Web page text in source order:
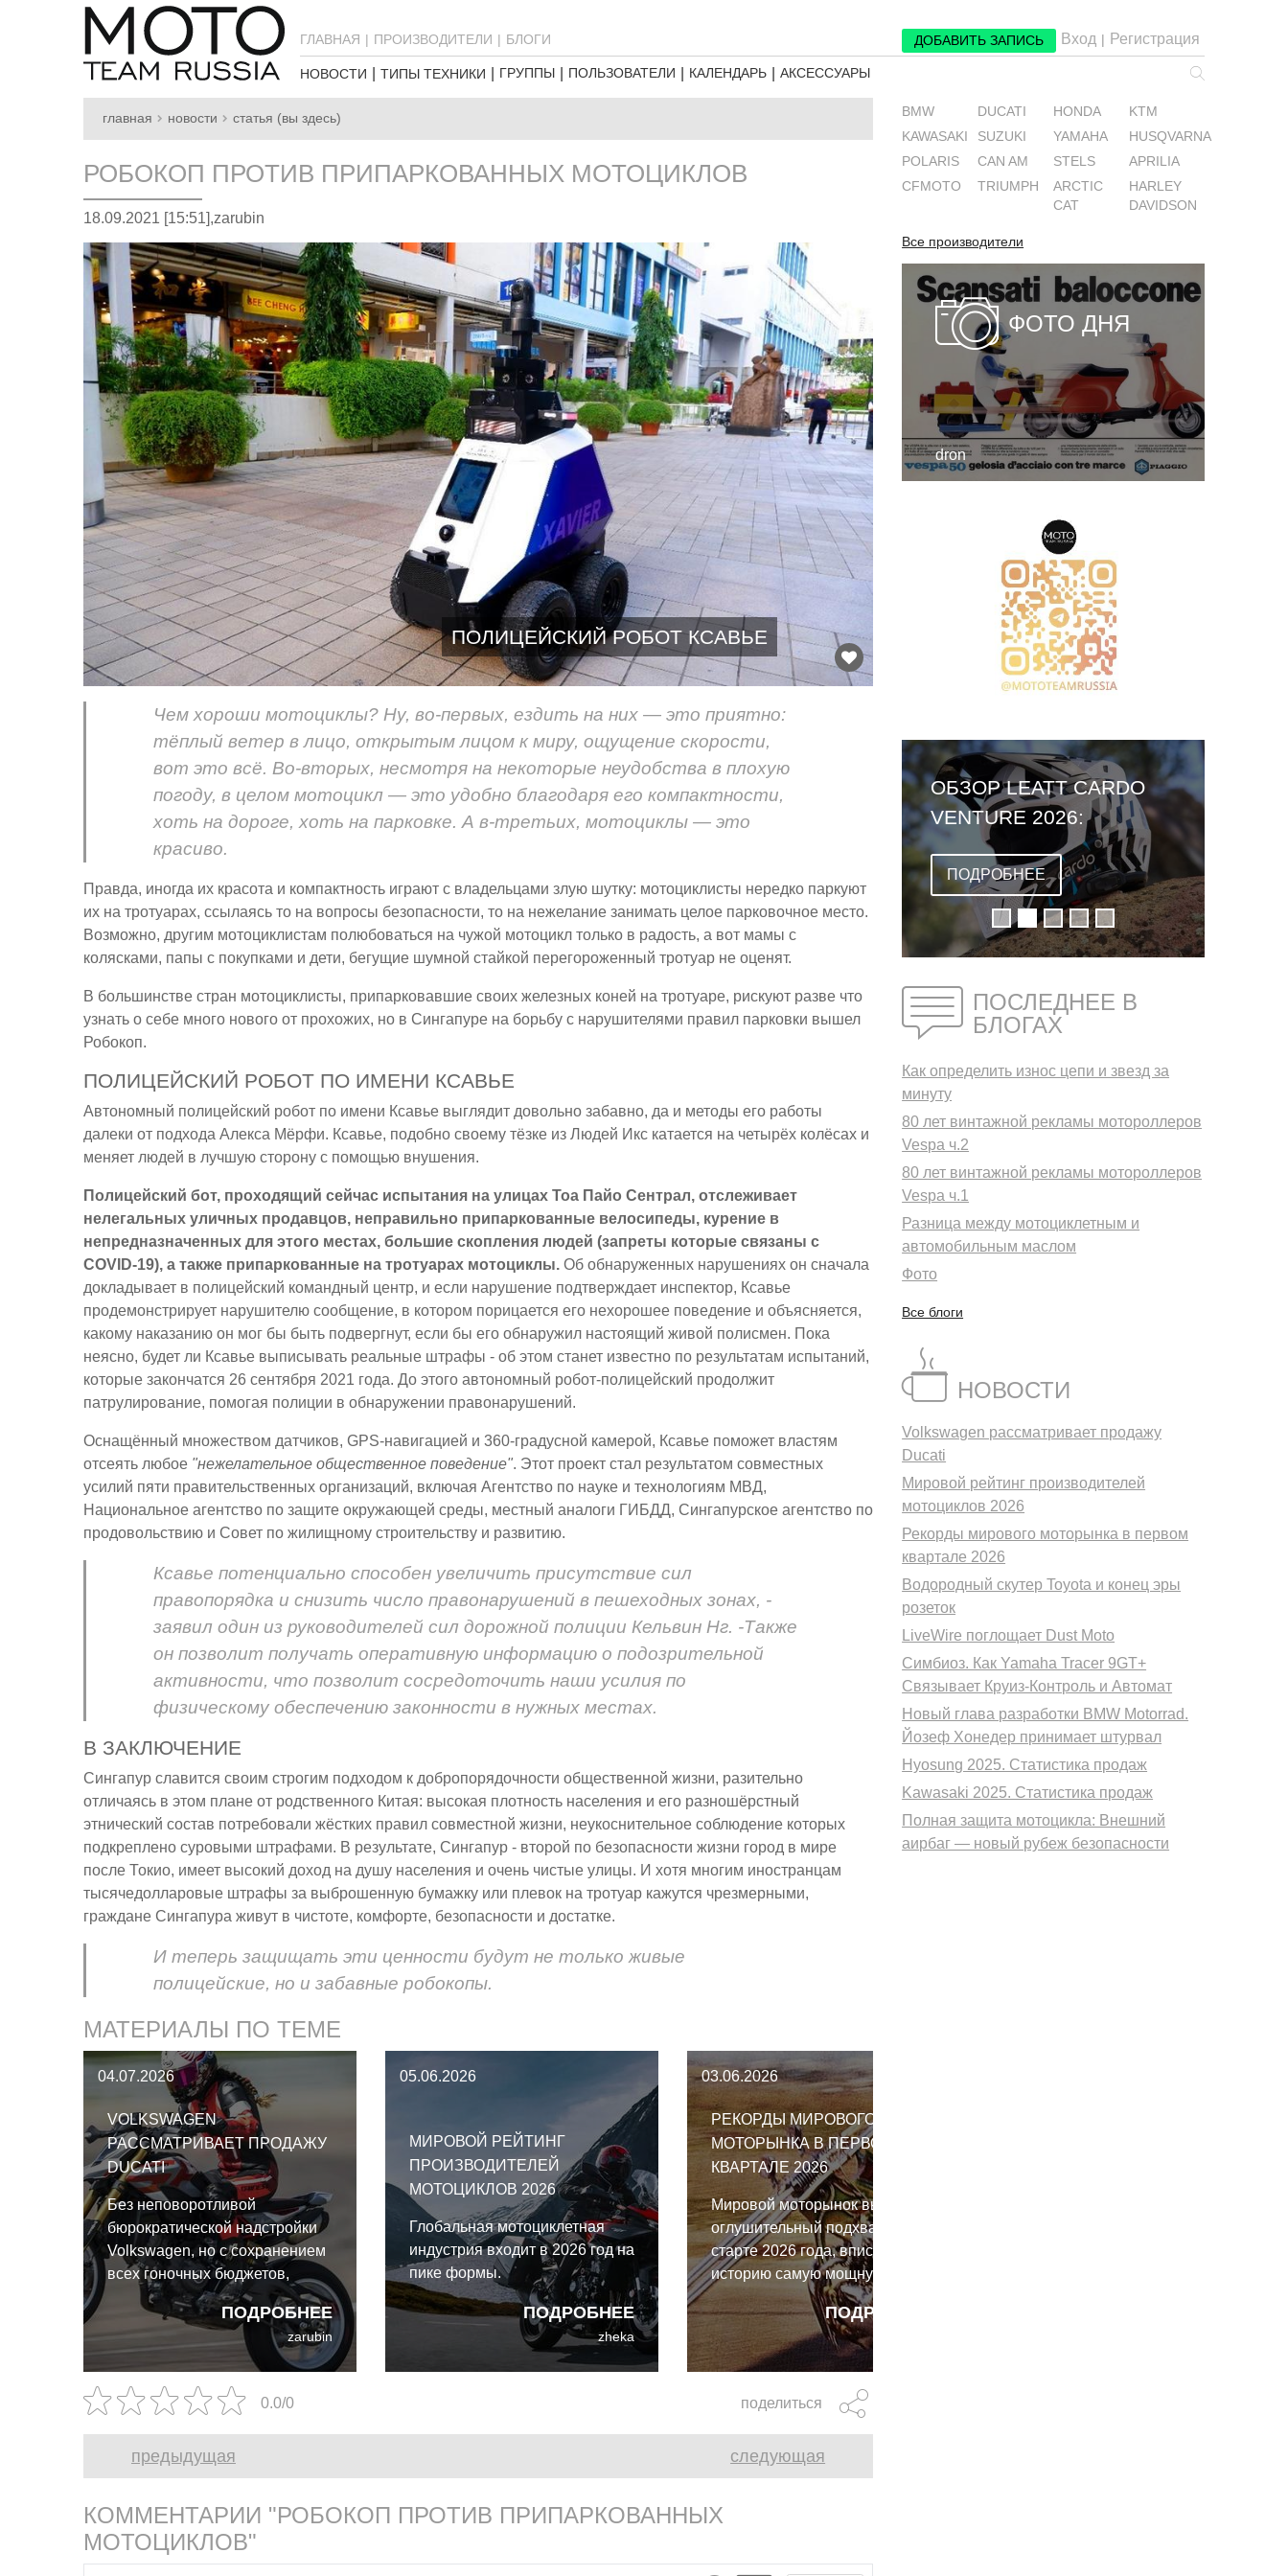
ГЛАВНАЯ ПРОИЗВОДИТЕЛИ БЛОГИ ДОБАВИТЬ ЗАПИСЬ Вход | Регистрация
НОВОСТИ ТИПЫ ТЕХНИКИ ГРУППЫ ПОЛЬЗОВАТЕЛИ КАЛЕНДАРЬ АКСЕССУАРЫ
главная новости статья (вы здесь)
РОБОКОП ПРОТИВ ПРИПАРКОВАННЫХ МОТОЦИКЛОВ
18.09.2021 [15:51],zarubin
ПОЛИЦЕЙСКИЙ РОБОТ КСАВЬЕ
Чем хороши мотоциклы? Ну, во-первых, ездить на них — это приятно:
тёплый ветер в лицо, открытым лицом к миру, ощущение скорости,
вот это всё. Во-вторых, несмотря на некоторые неудобства в плохую
погоду, в целом мотоцикл — это удобно благодаря его компактности,
хоть на дороге, хоть на парковке. А в-третьих, мотоциклы — это
красиво.
Правда, иногда их красота и компактность играют с владельцами злую шутку: мотоциклисты нередко паркуют
их на тротуарах, ссылаясь то на вопросы безопасности, то на нежелание занимать целое парковочное место.
Возможно, другим мотоциклистам полюбоваться на чужой мотоцикл только в радость, а вот мамы с
колясками, папы с покупками и дети, бегущие шумной стайкой перегороженный тротуар не оценят.
В большинстве стран мотоциклисты, припарковавшие своих железных коней на тротуаре, рискуют разве что
узнать о себе много нового от прохожих, но в Сингапуре на борьбу с нарушителями правил парковки вышел
Робокоп.
ПОЛИЦЕЙСКИЙ РОБОТ ПО ИМЕНИ КСАВЬЕ
Автономный полицейский робот по имени Ксавье выглядит довольно забавно, да и методы его работы
далеки от подхода Алекса Мёрфи. Ксавье, подобно своему тёзке из Людей Икс катается на четырёх колёсах и
меняет людей в лучшую сторону с помощью внушения.
Полицейский бот, проходящий сейчас испытания на улицах Тоа Пайо Сентрал, отслеживает
нелегальных уличных продавцов, неправильно припаркованные велосипеды, курение в
непредназначенных для этого местах, большие скопления людей (запреты которые связаны с
COVID-19), а также припаркованные на тротуарах мотоциклы. Об обнаруженных нарушениях он сначала
докладывает в полицейский командный центр, и если нарушение подтверждает инспектор, Ксавье
продемонстрирует нарушителю сообщение, в котором порицается его нехорошее поведение и объясняется,
какому наказанию он мог бы быть подвергнут, если бы его обнаружил настоящий живой полисмен. Пока
неясно, будет ли Ксавье выписывать реальные штрафы - об этом станет известно по результатам испытаний,
которые закончатся 26 сентября 2021 года. До этого автономный робот-полицейский продолжит
патрулирование, помогая полиции в обнаружении правонарушений.
Оснащённый множеством датчиков, GPS-навигацией и 360-градусной камерой, Ксавье поможет властям
отсеять любое "нежелательное общественное поведение". Этот проект стал результатом совместных
усилий пяти правительственных организаций, включая Агентство по науке и технологиям МВД,
Национальное агентство по защите окружающей среды, местный аналоги ГИБДД, Сингапурское агентство по
продовольствию и Совет по жилищному строительству и развитию.
Ксавье потенциально способен увеличить присутствие сил
правопорядка и снизить число правонарушений в пешеходных зонах, -
заявил один из руководителей сил дорожной полиции Кельвин Нг. -Также
он позволит получать оперативную информацию о подозрительной
активности, что позволит сосредоточить наши усилия по
физическому обеспечению законности в нужных местах.
В ЗАКЛЮЧЕНИЕ
Сингапур славится своим строгим подходом к добропорядочности общественной жизни, разительно
отличаясь в этом плане от родственного Китая: высокая плотность населения и его разношёрстный
этнический состав потребовали жёстких правил совместной жизни, неукоснительное соблюдение которых
подкреплено суровыми штрафами. В результате, Сингапур - второй по безопасности жизни город в мире
после Токио, имеет высокий доход на душу населения и очень чистые улицы. И хотя многим иностранцам
тысячедолларовые штрафы за выброшенную бумажку или плевок на тротуар кажутся чрезмерными,
граждане Сингапура живут в чистоте, комфорте, безопасности и достатке.
И теперь защищать эти ценности будут не только живые
полицейские, но и забавные робокопы.
МАТЕРИАЛЫ ПО ТЕМЕ
04.07.2026
VOLKSWAGEN
РАССМАТРИВАЕТ ПРОДАЖУ
DUCATI
ПОДРОБНЕЕ
Без неповоротливой
бюрократической надстройки
Volkswagen, но с сохранением
всех гоночных бюджетов,
Ducati вполне способна
расцвести как независимый
игрок.
zarubin
05.06.2026
МИРОВОЙ РЕЙТИНГ
ПРОИЗВОДИТЕЛЕЙ
МОТОЦИКЛОВ 2026
ПОДРОБНЕЕ
Глобальная мотоциклетная
индустрия входит в 2026 год на
пике формы.
zheka
03.06.2026
РЕКОРДЫ МИРОВОГО
МОТОРЫНКА В ПЕРВОМ
КВАРТАЛЕ 2026
ПОДРОБНЕЕ
Мировой моторынок выдал
оглушительный подхват на
старте 2026 года, вписав в
историю самую мощную
четверть за всё время
наблюдений. За первые три
месяца по всей планете
зарегистрировано 16,8
миллиона новых мотоциклов,
что означает уверенный
двузначный рост на 11%.
0.0/0 поделиться
предыдущая следующая
КОММЕНТАРИИ "РОБОКОП ПРОТИВ ПРИПАРКОВАННЫХ
МОТОЦИКЛОВ"
BMW DUCATI HONDA
KTM
KAWASAKI
SUZUKI YAMAHA
HUSQVARNA
POLARIS
CAN AM STELS
APRILIA
CFMOTO
TRIUMPH
ARCTIC
CAT
HARLEY
DAVIDSON
Все производители
ФОТО ДНЯ
dron
ОБЗОР LEATT CARDO
VENTURE 2026:
ПЕРВЫЙ ШЛЕМ СО
ВСТРОЕННОЙ
ГАРНИТУРОЙ
ПОДРОБНЕЕ
ПОСЛЕДНЕЕ В
БЛОГАХ
Как определить износ цепи и звезд за
минуту
80 лет винтажной рекламы мотороллеров
Vespa ч.2
80 лет винтажной рекламы мотороллеров
Vespa ч.1
Разница между мотоциклетным и
автомобильным маслом
Фото
Все блоги
НОВОСТИ
Volkswagen рассматривает продажу
Ducati
Мировой рейтинг производителей
мотоциклов 2026
Рекорды мирового моторынка в первом
квартале 2026
Водородный скутер Toyota и конец эры
розеток
LiveWire поглощает Dust Moto
Симбиоз. Как Yamaha Tracer 9GT+
Связывает Круиз-Контроль и Автомат
Новый глава разработки BMW Motorrad.
Йозеф Хонедер принимает штурвал
Hyosung 2025. Статистика продаж
Kawasaki 2025. Статистика продаж
Полная защита мотоцикла: Внешний
аирбаг — новый рубеж безопасности